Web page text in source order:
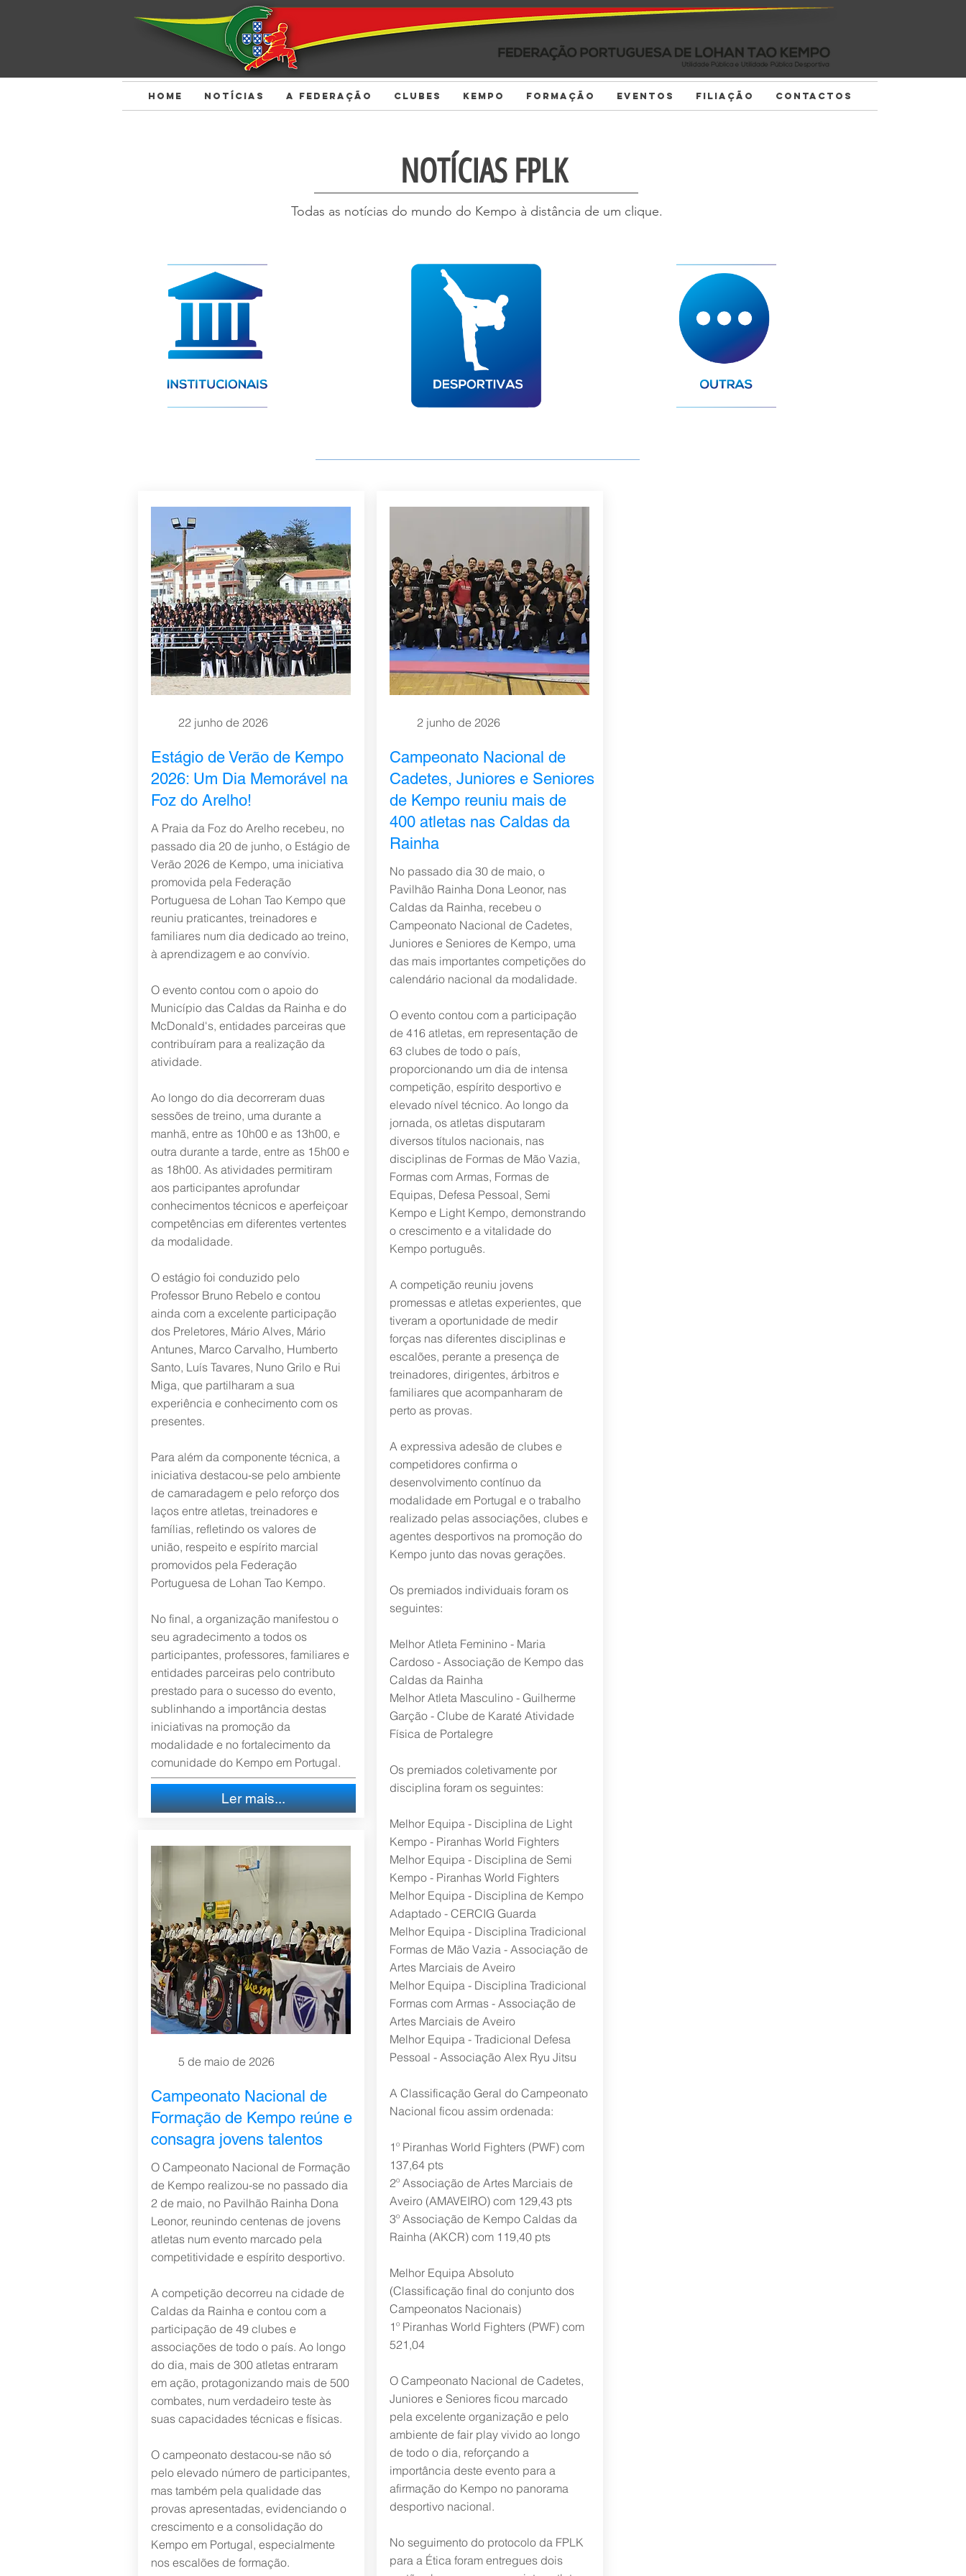
Item List
NOTÍCIAS FPLK
Todas as notícias do mundo do Kempo à distância de um clique.
22 junho de 2026
Estágio de Verão de Kempo
2026: Um Dia Memorável na
Foz do Arelho!
A Praia da Foz do Arelho recebeu, no
passado dia 20 de junho, o Estágio de
Verão 2026 de Kempo, uma iniciativa
promovida pela Federação
Portuguesa de Lohan Tao Kempo que
reuniu praticantes, treinadores e
familiares num dia dedicado ao treino,
à aprendizagem e ao convívio.
O evento contou com o apoio do
Município das Caldas da Rainha e do
McDonald's, entidades parceiras que
contribuíram para a realização da
atividade.
Ao longo do dia decorreram duas
sessões de treino, uma durante a
manhã, entre as 10h00 e as 13h00, e
outra durante a tarde, entre as 15h00 e
as 18h00. As atividades permitiram
aos participantes aprofundar
conhecimentos técnicos e aperfeiçoar
competências em diferentes vertentes
da modalidade.
O estágio foi conduzido pelo
Professor Bruno Rebelo e contou
ainda com a excelente participação
dos Preletores, Mário Alves, Mário
Antunes, Marco Carvalho, Humberto
Santo, Luís Tavares, Nuno Grilo e Rui
Miga, que partilharam a sua
experiência e conhecimento com os
presentes.
Para além da componente técnica, a
iniciativa destacou-se pelo ambiente
de camaradagem e pelo reforço dos
laços entre atletas, treinadores e
famílias, refletindo os valores de
união, respeito e espírito marcial
promovidos pela Federação
Portuguesa de Lohan Tao Kempo.
No final, a organização manifestou o
seu agradecimento a todos os
participantes, professores, familiares e
entidades parceiras pelo contributo
prestado para o sucesso do evento,
sublinhando a importância destas
iniciativas na promoção da
modalidade e no fortalecimento da
comunidade do Kempo em Portugal.
Ler mais...
5 de maio de 2026
Campeonato Nacional de
Formação de Kempo reúne e
consagra jovens talentos
O Campeonato Nacional de Formação
de Kempo realizou-se no passado dia
2 de maio, no Pavilhão Rainha Dona
Leonor, reunindo centenas de jovens
atletas num evento marcado pela
competitividade e espírito desportivo.
A competição decorreu na cidade de
Caldas da Rainha e contou com a
participação de 49 clubes e
associações de todo o país. Ao longo
do dia, mais de 300 atletas entraram
em ação, protagonizando mais de 500
combates, num verdadeiro teste às
suas capacidades técnicas e físicas.
O campeonato destacou-se não só
pelo elevado número de participantes,
mas também pela qualidade das
provas apresentadas, evidenciando o
crescimento e a consolidação do
Kempo em Portugal, especialmente
nos escalões de formação.
2 junho de 2026
Campeonato Nacional de
Cadetes, Juniores e Seniores
de Kempo reuniu mais de
400 atletas nas Caldas da
Rainha
No passado dia 30 de maio, o
Pavilhão Rainha Dona Leonor, nas
Caldas da Rainha, recebeu o
Campeonato Nacional de Cadetes,
Juniores e Seniores de Kempo, uma
das mais importantes competições do
calendário nacional da modalidade.
O evento contou com a participação
de 416 atletas, em representação de
63 clubes de todo o país,
proporcionando um dia de intensa
competição, espírito desportivo e
elevado nível técnico. Ao longo da
jornada, os atletas disputaram
diversos títulos nacionais, nas
disciplinas de Formas de Mão Vazia,
Formas com Armas, Formas de
Equipas, Defesa Pessoal, Semi
Kempo e Light Kempo, demonstrando
o crescimento e a vitalidade do
Kempo português.
A competição reuniu jovens
promessas e atletas experientes, que
tiveram a oportunidade de medir
forças nas diferentes disciplinas e
escalões, perante a presença de
treinadores, dirigentes, árbitros e
familiares que acompanharam de
perto as provas.
A expressiva adesão de clubes e
competidores confirma o
desenvolvimento contínuo da
modalidade em Portugal e o trabalho
realizado pelas associações, clubes e
agentes desportivos na promoção do
Kempo junto das novas gerações.
Os premiados individuais foram os
seguintes:
Melhor Atleta Feminino - Maria
Cardoso - Associação de Kempo das
Caldas da Rainha
Melhor Atleta Masculino - Guilherme
Garção - Clube de Karaté Atividade
Física de Portalegre
Os premiados coletivamente por
disciplina foram os seguintes:
Melhor Equipa - Disciplina de Light
Kempo - Piranhas World Fighters
Melhor Equipa - Disciplina de Semi
Kempo - Piranhas World Fighters
Melhor Equipa - Disciplina de Kempo
Adaptado - CERCIG Guarda
Melhor Equipa - Disciplina Tradicional
Formas de Mão Vazia - Associação de
Artes Marciais de Aveiro
Melhor Equipa - Disciplina Tradicional
Formas com Armas - Associação de
Artes Marciais de Aveiro
Melhor Equipa - Tradicional Defesa
Pessoal - Associação Alex Ryu Jitsu
A Classificação Geral do Campeonato
Nacional ficou assim ordenada:
1º Piranhas World Fighters (PWF) com
137,64 pts
2º Associação de Artes Marciais de
Aveiro (AMAVEIRO) com 129,43 pts
3º Associação de Kempo Caldas da
Rainha (AKCR) com 119,40 pts
Melhor Equipa Absoluto
(Classificação final do conjunto dos
Campeonatos Nacionais)
1º Piranhas World Fighters (PWF) com
521,04
O Campeonato Nacional de Cadetes,
Juniores e Seniores ficou marcado
pela excelente organização e pelo
ambiente de fair play vivido ao longo
de todo o dia, reforçando a
importância deste evento para a
afirmação do Kempo no panorama
desportivo nacional.
No seguimento do protocolo da FPLK
para a Ética foram entregues dois
HOME NOTÍCIAS A FEDERAÇÃO CLUBES KEMPO FORMAÇÃO EVENTOS FILIAÇÃO CONTACTOS